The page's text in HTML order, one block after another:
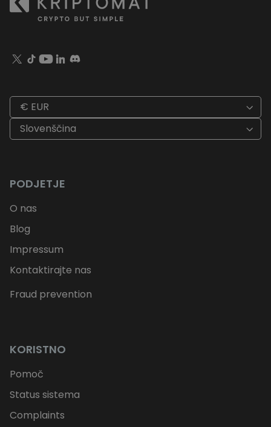
€ EUR
Slovenščina
PODJETJE
O nas
Blog
Impressum
Kontaktirajte nas
Fraud prevention
KORISTNO
Pomoč
Status sistema
Complaints